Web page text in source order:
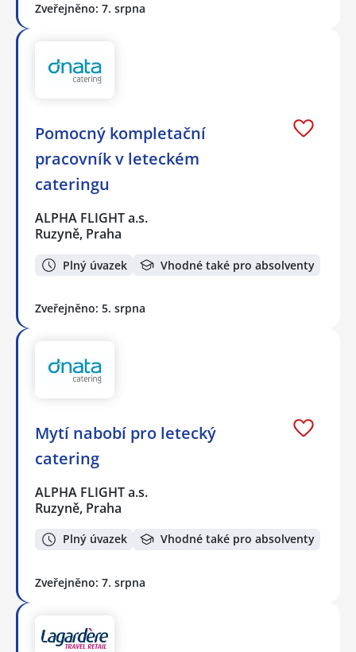
Zveřejněno: 7. srpna
Pomocný kompletační
pracovník v leteckém
cateringu
ALPHA FLIGHT a.s.
Ruzyně, Praha
Plný úvazek Vhodné také pro absolventy
Zveřejněno: 5. srpna
Mytí nabobí pro letecký
catering
ALPHA FLIGHT a.s.
Ruzyně, Praha
Plný úvazek Vhodné také pro absolventy
Zveřejněno: 7. srpna